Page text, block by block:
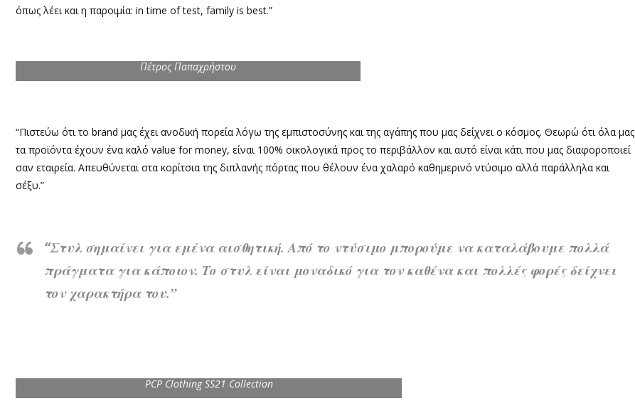
όπως λέει και η παροιμία: in time of test, family is best.”
Πέτρος Παπαχρήστου
“Πιστεύω ότι το brand μας έχει ανοδική πορεία λόγω της εμπιστοσύνης και της αγάπης που μας δείχνει ο κόσμος. Θεωρώ ότι όλα μας
τα προϊόντα έχουν ένα καλό value for money, είναι 100% οικολογικά προς το περιβάλλον και αυτό είναι κάτι που μας διαφοροποιεί
σαν εταιρεία. Απευθύνεται στα κορίτσια της διπλανής πόρτας που θέλουν ένα χαλαρό καθημερινό ντύσιμο αλλά παράλληλα και
σέξυ.”
“Στυλ σημαίνει για εμένα αισθητική. Από το ντύσιμο μπορούμε να καταλάβουμε πολλά
πράγματα για κάποιον. Το στυλ είναι μοναδικό για τον καθένα και πολλές φορές δείχνει
τον χαρακτήρα του.”
PCP Clothing SS21 Collection